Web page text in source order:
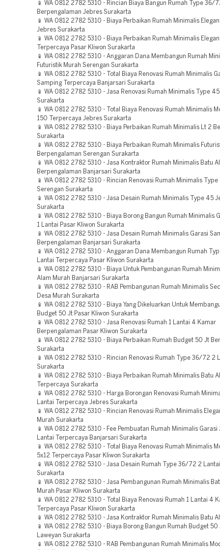
📱 WA 0812 2782 5310 - Rincian Biaya Bangun Rumah Type 36/
Berpengalaman Jebres Surakarta
📱 WA 0812 2782 5310 - Biaya Perbaikan Rumah Minimalis
Jebres Surakarta
📱 WA 0812 2782 5310 - Biaya Perbaikan Rumah Minimalis
Terpercaya Pasar Kliwon Surakarta
📱 WA 0812 2782 5310 - Anggaran Dana Membangun Rumah
Futuristik Murah Serengan Surakarta
📱 WA 0812 2782 5310 - Total Biaya Renovasi Rumah Minimalis
Samping Terpercaya Banjarsari Surakarta
📱 WA 0812 2782 5310 - Jasa Renovasi Rumah Minimalis Type
Surakarta
📱 WA 0812 2782 5310 - Total Biaya Renovasi Rumah Minimalis
150 Terpercaya Jebres Surakarta
📱 WA 0812 2782 5310 - Biaya Perbaikan Rumah Minimalis Lt 2
Surakarta
📱 WA 0812 2782 5310 - Biaya Perbaikan Rumah Minimalis
Berpengalaman Serengan Surakarta
📱 WA 0812 2782 5310 - Jasa Kontraktor Rumah Minimalis Batu
Berpengalaman Banjarsari Surakarta
📱 WA 0812 2782 5310 - Rincian Renovasi Rumah Minimalis
Serengan Surakarta
📱 WA 0812 2782 5310 - Jasa Desain Rumah Minimalis Type 45
Surakarta
📱 WA 0812 2782 5310 - Biaya Borong Bangun Rumah Minimalis
1 Lantai Pasar Kliwon Surakarta
📱 WA 0812 2782 5310 - Jasa Desain Rumah Minimalis Garasi
Berpengalaman Banjarsari Surakarta
📱 WA 0812 2782 5310 - Anggaran Dana Membangun Rumah
Lantai Terpercaya Pasar Kliwon Surakarta
📱 WA 0812 2782 5310 - Biaya Untuk Pembangunan Rumah
Alam Murah Banjarsari Surakarta
📱 WA 0812 2782 5310 - RAB Pembangunan Rumah Minimalis
Desa Murah Surakarta
📱 WA 0812 2782 5310 - Biaya Yang Dikeluarkan Untuk
Budget 50 Jt Pasar Kliwon Surakarta
📱 WA 0812 2782 5310 - Jasa Renovasi Rumah 1 Lantai 4 Kamar
Berpengalaman Pasar Kliwon Surakarta
📱 WA 0812 2782 5310 - Biaya Perbaikan Rumah Budget 50 Jt
Surakarta
📱 WA 0812 2782 5310 - Rincian Renovasi Rumah Type 36/72 2
Surakarta
📱 WA 0812 2782 5310 - Biaya Perbaikan Rumah Minimalis Batu
Terpercaya Surakarta
📱 WA 0812 2782 5310 - Harga Borongan Renovasi Rumah
Lantai Terpercaya Jebres Surakarta
📱 WA 0812 2782 5310 - Rincian Renovasi Rumah Minimalis
Murah Surakarta
📱 WA 0812 2782 5310 - Fee Pembuatan Rumah Minimalis Garasi
Lantai Terpercaya Banjarsari Surakarta
📱 WA 0812 2782 5310 - Total Biaya Renovasi Rumah Minimalis
5x12 Terpercaya Pasar Kliwon Surakarta
📱 WA 0812 2782 5310 - Jasa Desain Rumah Type 36/72 2
Surakarta
📱 WA 0812 2782 5310 - Jasa Pembangunan Rumah Minimalis
Murah Pasar Kliwon Surakarta
📱 WA 0812 2782 5310 - Total Biaya Renovasi Rumah 1 Lantai 4
Terpercaya Pasar Kliwon Surakarta
📱 WA 0812 2782 5310 - Jasa Kontraktor Rumah Minimalis Batu
📱 WA 0812 2782 5310 - Biaya Borong Bangun Rumah Budget 50
Laweyan Surakarta
📱 WA 0812 2782 5310 - RAB Pembangunan Rumah Minimalis